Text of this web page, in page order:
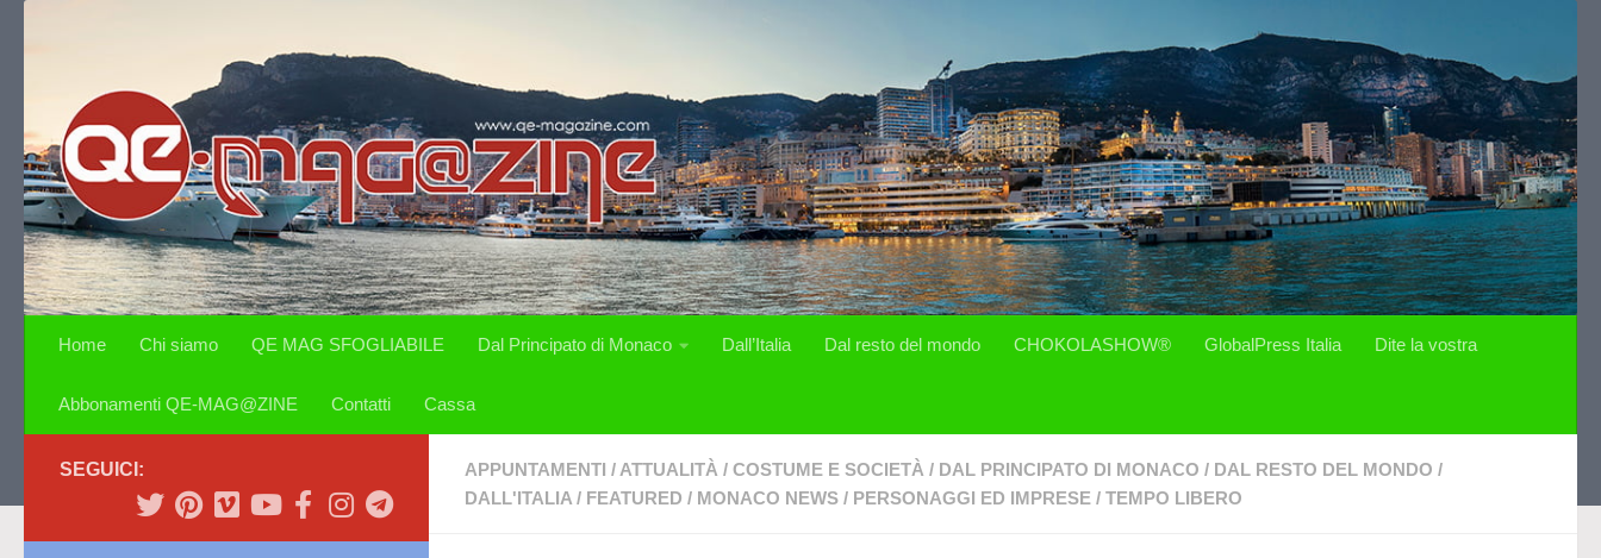
Home Chi siamo QE MAG SFOGLIABILE Dal Principato di Monaco Dall’Italia Dal resto del mondo CHOKOLASHOW® GlobalPress Italia Dite la vostra
Abbonamenti QE-MAG@ZINE Contatti Cassa
APPUNTAMENTI / ATTUALITÀ / COSTUME E SOCIETÀ / DAL PRINCIPATO DI MONACO / DAL RESTO DEL MONDO /
DALL'ITALIA / FEATURED / MONACO NEWS / PERSONAGGI ED IMPRESE / TEMPO LIBERO
SEGUICI: